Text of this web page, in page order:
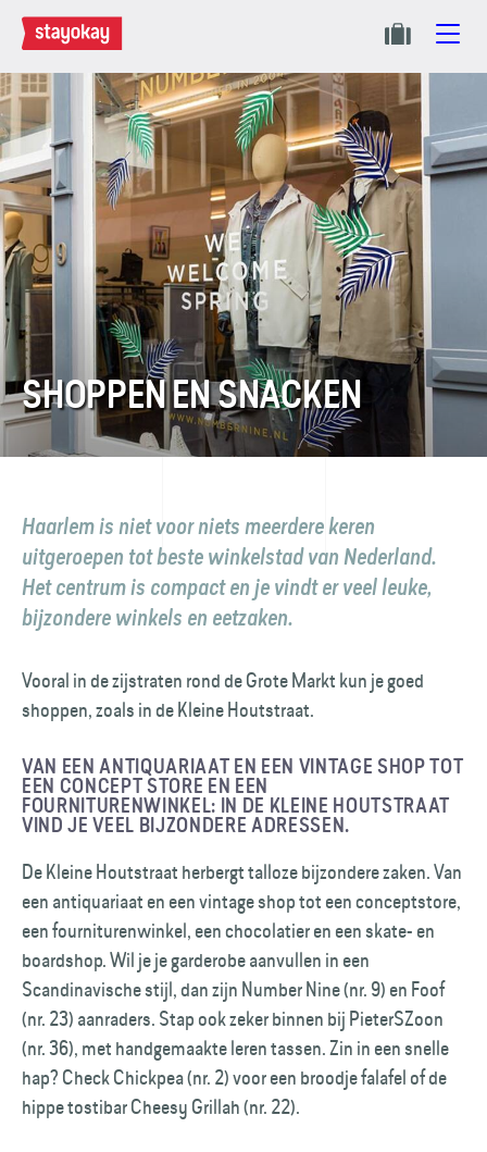
SHOPPEN EN SNACKEN
Haarlem is niet voor niets meerdere keren
uitgeroepen tot beste winkelstad van Nederland.
Het centrum is compact en je vindt er veel leuke,
bijzondere winkels en eetzaken.
Vooral in de zijstraten rond de Grote Markt kun je goed
shoppen, zoals in de Kleine Houtstraat.
VAN EEN ANTIQUARIAAT EN EEN VINTAGE SHOP TOT
EEN CONCEPT STORE EN EEN
FOURNITURENWINKEL: IN DE KLEINE HOUTSTRAAT
VIND JE VEEL BIJZONDERE ADRESSEN.
De Kleine Houtstraat herbergt talloze bijzondere zaken. Van
een antiquariaat en een vintage shop tot een conceptstore,
een fourniturenwinkel, een chocolatier en een skate- en
boardshop. Wil je je garderobe aanvullen in een
Scandinavische stijl, dan zijn Number Nine (nr. 9) en Foof
(nr. 23) aanraders. Stap ook zeker binnen bij PieterSZoon
(nr. 36), met handgemaakte leren tassen. Zin in een snelle
hap? Check Chickpea (nr. 2) voor een broodje falafel of de
hippe tostibar Cheesy Grillah (nr. 22).